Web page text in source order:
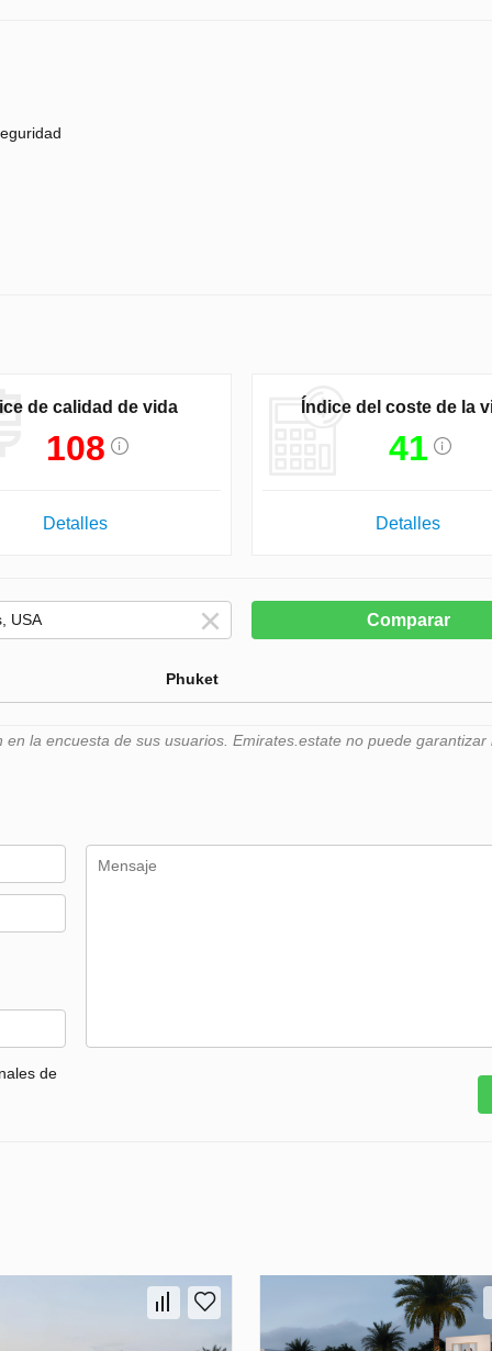
de calidad de vida
108
Detalles
Índice del coste de la
41
Detalles
Comparar
Phuket
la encuesta de sus usuarios. Emirates.estate no puede garantizar
de